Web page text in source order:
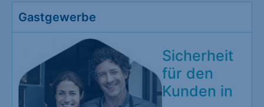
Gastgewerbe
Sicherheit
für den
Kunden in